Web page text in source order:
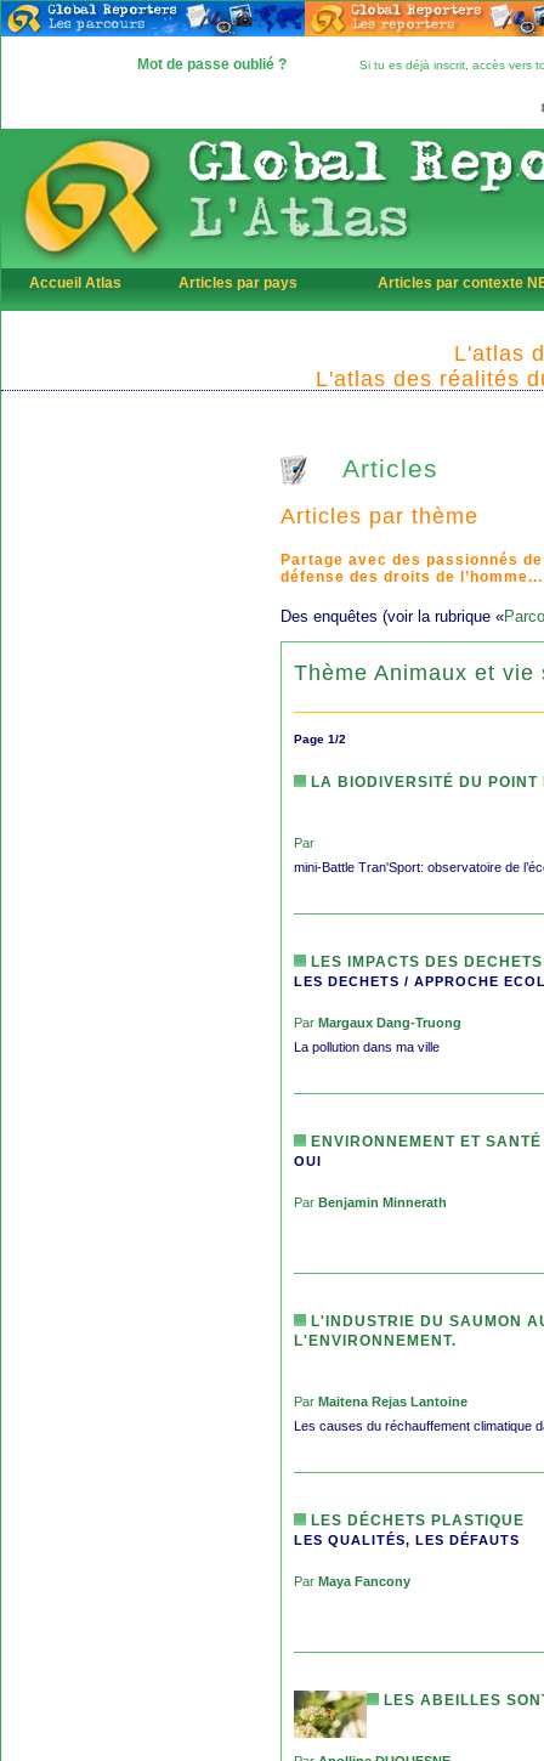
Mot de passe oublié ? Si tu es déjà inscrit, accès vers
Accueil Atlas Articles par pays Articles par contexte
L'atlas
L'atlas des réalités
Articles
Articles par thème
Partage avec des passionnés
défense des droits de
Des enquêtes (voir la rubrique «
Thème Animaux et vie
Page 1/2
LA BIODIVERSITÉ DU
Par
mini-Battle Tran'Sport: observatoire de
LES IMPACTS DES
LES DECHETS / APPROCHE
Par Margaux Dang-Truong
La pollution dans ma ville
ENVIRONNEMENT ET SANTÉ
OUI
Par Benjamin Minnerath
L'INDUSTRIE DU SAUMON
L'ENVIRONNEMENT.
Par Maitena Rejas Lantoine
Les causes du réchauffement climatique
LES DÉCHETS PLASTIQUE
LES QUALITÉS, LES DÉFAUTS
Par Maya Fancony
LES ABEILLES